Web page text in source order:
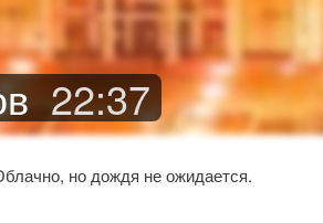
22:37
но дождя не ожидается.